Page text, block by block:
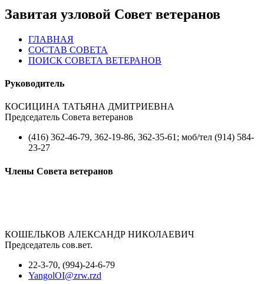
Завитая узловой Совет ветеранов
ГЛАВНАЯ
СОСТАВ СОВЕТА
ПОИСК СОВЕТА ВЕТЕРАНОВ
Руководитель
КОСИЦИНА ТАТЬЯНА ДМИТРИЕВНА
Председатель Совета ветеранов
(416) 362-46-79, 362-19-86, 362-35-61; моб/тел (914) 584-
23-27
Члены Совета ветеранов
КОШЕЛЬКОВ АЛЕКСАНДР НИКОЛАЕВИЧ
Председатель сов.вет.
22-3-70, (994)-24-6-79
YangolOI@zrw.rzd